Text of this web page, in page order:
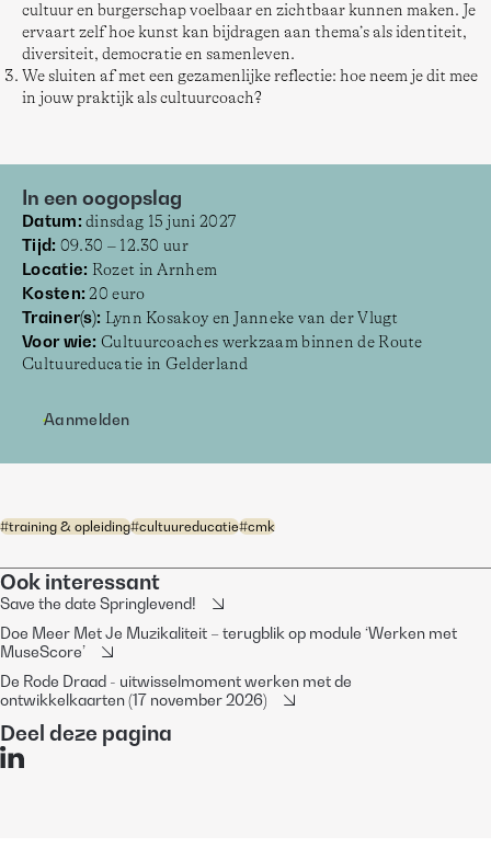
cultuur en burgerschap voelbaar en zichtbaar kunnen maken. Je
ervaart zelf hoe kunst kan bijdragen aan thema’s als identiteit,
diversiteit, democratie en samenleven.
We sluiten af met een gezamenlijke reflectie: hoe neem je dit mee
in jouw praktijk als cultuurcoach?
In een oogopslag
Datum: dinsdag 15 juni 2027
Tijd: 09.30 – 12.30 uur
Locatie: Rozet in Arnhem
Kosten: 20 euro
Trainer(s): Lynn Kosakoy en Janneke van der Vlugt
Voor wie: Cultuurcoaches werkzaam binnen de Route
Cultuureducatie in Gelderland
Aanmelden
#training & opleiding#cultuureducatie#cmk
Ook interessant
Save the date Springlevend!
Doe Meer Met Je Muzikaliteit – terugblik op module ‘Werken met
MuseScore’
De Rode Draad - uitwisselmoment werken met de
ontwikkelkaarten (17 november 2026)
Deel deze pagina